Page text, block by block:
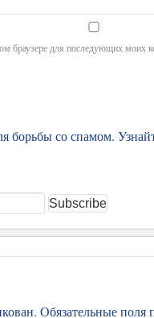
браузере для последующих моих
борьбы со спамом.
Обязательные